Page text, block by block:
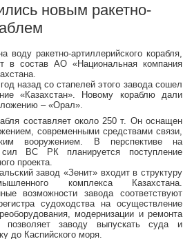
новым ракетно-
ракетно-артиллерийского корабля,
в состав АО «Национальная компания
назад со стапелей этого завода сошел
«Казахстан». Новому кораблю дали
– «Орал».
составляет около 250 т. Он оснащен
современными средствами связи,
вооружением. В перспективе на
сил ВС РК планируется поступление
проекта.
завод «Зенит» входит в структуру
комплекса Казахстана.
возможности завода соответствуют
судоходства на осуществление
модернизации и ремонта
позволяет заводу выпускать суда и
до Каспийского моря.